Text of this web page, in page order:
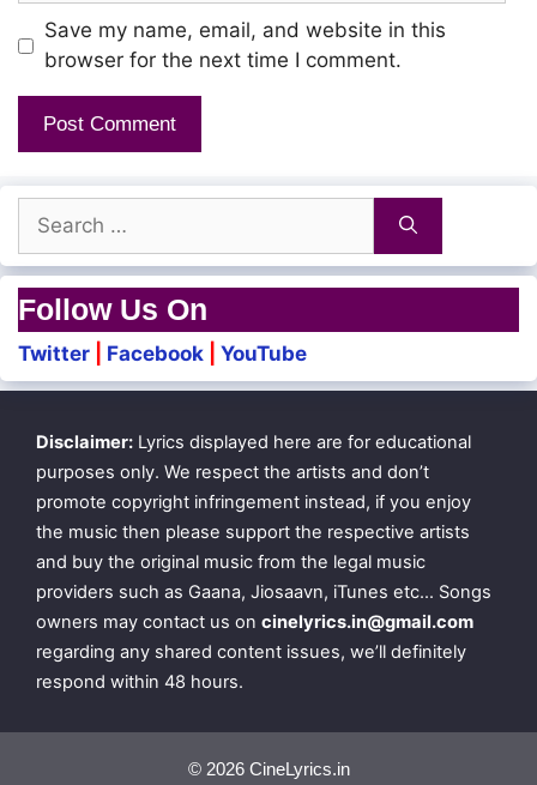
Save my name, email, and website in this
browser for the next time I comment.
Search
for:
Follow Us On
Twitter Facebook YouTube
Disclaimer: Lyrics displayed here are for educational
purposes only. We respect the artists and don’t
promote copyright infringement instead, if you enjoy
the music then please support the respective artists
and buy the original music from the legal music
providers such as Gaana, Jiosaavn, iTunes etc… Songs
owners may contact us on cinelyrics.in@gmail.com
regarding any shared content issues, we’ll definitely
respond within 48 hours.
© 2026 CineLyrics.in